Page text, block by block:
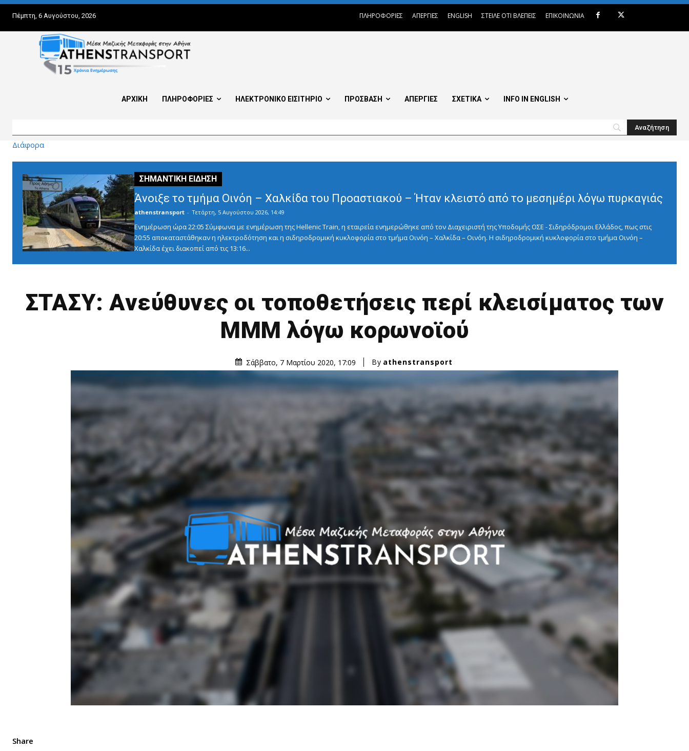
Πέμπτη, 6 Αυγούστου, 2026 ΠΛΗΡΟΦΟΡΙΕΣ ΑΠΕΡΓΙΕΣ ENGLISH ΣΤΕΙΛΕ ΟΤΙ ΒΛΕΠΕΙΣ ΕΠΙΚΟΙΝΩΝΙΑ
ΑΡΧΙΚΗ ΠΛΗΡΟΦΟΡΙΕΣ ΗΛΕΚΤΡΟΝΙΚΟ ΕΙΣΙΤΗΡΙΟ ΠΡΟΣΒΑΣΗ ΑΠΕΡΓΙΕΣ ΣΧΕΤΙΚΑ INFO IN ENGLISH
Διάφορα
Άνοιξε το τμήμα Οινόη – Χαλκίδα του Προαστιακού – Ήταν κλειστό από το μεσημέρι λόγω πυρκαγιάς
athenstransport - Τετάρτη, 5 Αυγούστου 2026, 14:49
Ενημέρωση ώρα 22:05 Σύμφωνα με ενημέρωση της Hellenic Train, η εταιρεία ενημερώθηκε από τον Διαχειριστή της Υποδομής ΟΣΕ - Σιδηρόδρομοι Ελλάδος, πως στις
20:55 αποκαταστάθηκαν η ηλεκτροδότηση και η σιδηροδρομική κυκλοφορία στο τμήμα Οινόη – Χαλκίδα – Οινόη. Η σιδηροδρομική κυκλοφορία στο τμήμα Οινόη –
Χαλκίδα έχει διακοπεί από τις 13:16...
ΣΤΑΣΥ: Ανεύθυνες οι τοποθετήσεις περί κλεισίματος των
ΜΜΜ λόγω κορωνοϊού
Σάββατο, 7 Μαρτίου 2020, 17:09 By athenstransport
Share